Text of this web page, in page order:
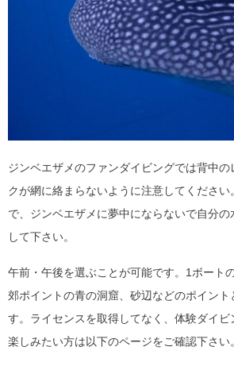
ジンベエザメのファンダイビングでは背中
クが網に絡まらないように注意してくださ
で、ジンベエザメに夢中にならないで自分の
して下さい。
午前・午後を選ぶことが可能です。1ボート
郊ポイントの青の洞窟、砂辺などのポイン
す。ライセンスを取得してなく、体験ダイ
楽しみたい方は以下のページをご確認下さい。